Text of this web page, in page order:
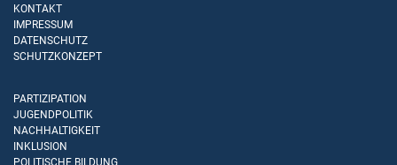
KONTAKT
IMPRESSUM
DATENSCHUTZ
SCHUTZKONZEPT
PARTIZIPATION
JUGENDPOLITIK
NACHHALTIGKEIT
INKLUSION
POLITISCHE BILDUNG